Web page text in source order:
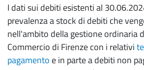
I dati sui debiti esistenti al
prevalenza a stock di debiti che
nell'ambito della gestione ordinaria
Commercio di Firenze con i relativi
pagamento e in parte a debiti non